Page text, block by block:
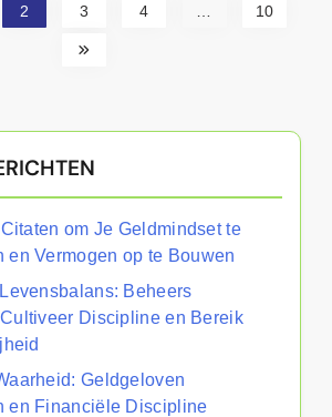
2 3 4 10
om Je Geldmindset te
en Vermogen op te Bouwen
Beheers
Discipline en Bereik
Geldgeloven
en Financiële Discipline